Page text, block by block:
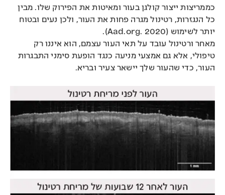
כממריצות ייצור קולגן בעור ומאיטות את הפירוק שלו. מבין
כל הנגזרות, רטינול מגרה פחות את העור, ולכן נעים ובטוח
יותר לשימוש (Aad.org. 2020).
מאחר ורטינול עובד על תאי העור עצמם, הוא איננו רק
טיפולי, אלא גם אמצעי מניעה כנגד הופעת סימני התבגרות
העור, כדי שהעור שלך יישאר צעיר ובריא.